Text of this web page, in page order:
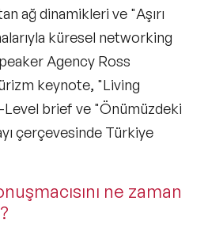
ağ dinamikleri ve "Aşırı
küresel networking
Agency Ross
keynote, "Living
brief ve "Önümüzdeki
çerçevesinde Türkiye
ne zaman
Halleri Konuşmacıları
Konuşmacıları
Konuşmacıları